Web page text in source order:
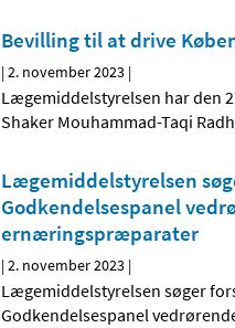
Bevilling til at drive
|2. november 2023 |
Lægemiddelstyrelsen har den
Shaker Mouhammad-Taqi
Lægemiddelstyrelsen
Godkendelsespanel
ernæringspræparater
|2. november 2023 |
Lægemiddelstyrelsen søger
Godkendelsespanel